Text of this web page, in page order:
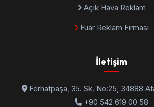
Açık Hava Reklam
Fuar Reklam Firması
İletişim
Ferhatpaşa, 35. Sk. No:25, 34888
+90 542 619 00 58